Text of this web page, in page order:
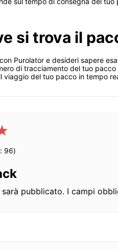
si trova il
Purolator e desideri sapere
di tracciamento del tuo
viaggio del tuo pacco in tempo
96)
pubblicato. I campi